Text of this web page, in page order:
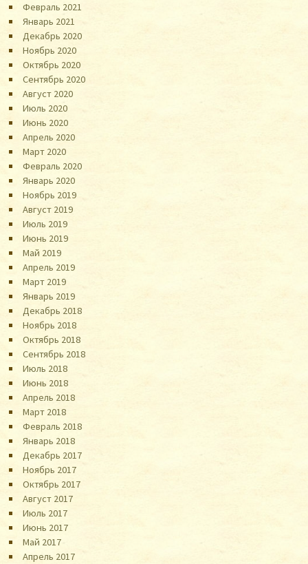
Февраль 2021
Январь 2021
Декабрь 2020
Ноябрь 2020
Октябрь 2020
Сентябрь 2020
Август 2020
Июль 2020
Июнь 2020
Апрель 2020
Март 2020
Февраль 2020
Январь 2020
Ноябрь 2019
Август 2019
Июль 2019
Июнь 2019
Май 2019
Апрель 2019
Март 2019
Январь 2019
Декабрь 2018
Ноябрь 2018
Октябрь 2018
Сентябрь 2018
Июль 2018
Июнь 2018
Апрель 2018
Март 2018
Февраль 2018
Январь 2018
Декабрь 2017
Ноябрь 2017
Октябрь 2017
Август 2017
Июль 2017
Июнь 2017
Май 2017
Апрель 2017